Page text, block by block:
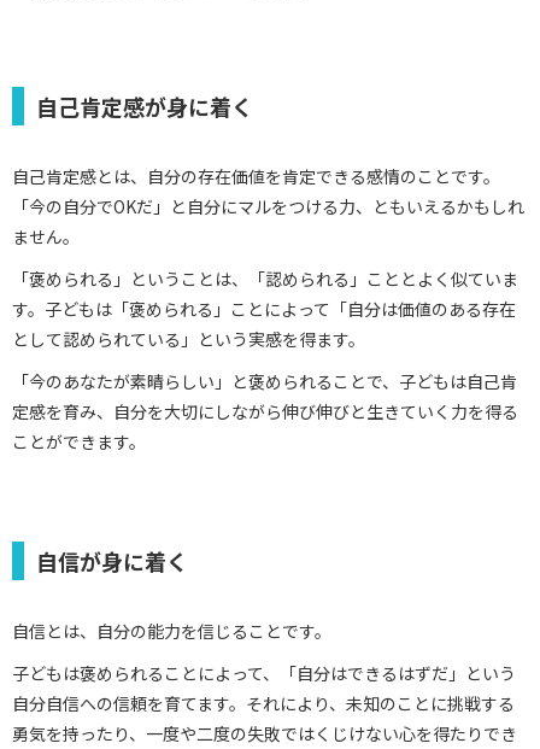
自己肯定感が身に着く
自己肯定感とは、自分の存在価値を肯定できる感情のことです。
「今の自分でOKだ」と自分にマルをつける力、ともいえるかもしれ
ません。
「褒められる」ということは、「認められる」こととよく似ていま
す。子どもは「褒められる」ことによって「自分は価値のある存在
として認められている」という実感を得ます。
「今のあなたが素晴らしい」と褒められることで、子どもは自己肯
定感を育み、自分を大切にしながら伸び伸びと生きていく力を得る
ことができます。
自信が身に着く
自信とは、自分の能力を信じることです。
子どもは褒められることによって、「自分はできるはずだ」という
自分自信への信頼を育てます。それにより、未知のことに挑戦する
勇気を持ったり、一度や二度の失敗ではくじけない心を得たりでき